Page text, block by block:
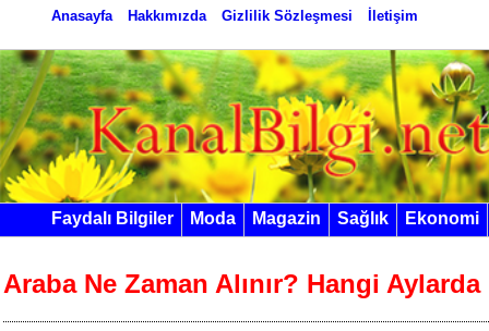
Anasayfa Hakkımızda Gizlilik Sözleşmesi İletişim
Faydalı Bilgiler Moda Magazin Sağlık Ekonomi
Araba Ne Zaman Alınır? Hangi